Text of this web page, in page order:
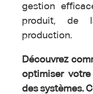
gestion
produit, de
production.
Découvrez
optimiser votre
des systèmes.